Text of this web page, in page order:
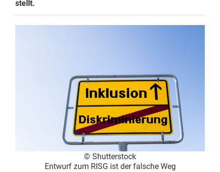
stellt.
© Shutterstock
Entwurf zum RISG ist der falsche Weg